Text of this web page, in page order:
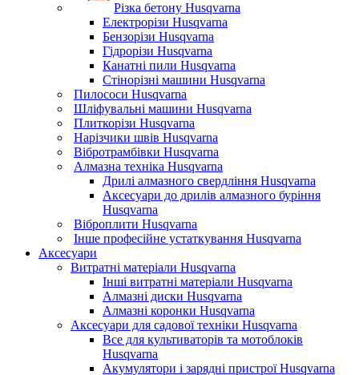
Різка бетону Husqvarna
Електрорізи Husqvarna
Бензорізи Husqvarna
Гідрорізи Husqvarna
Канатні пили Husqvarna
Стінорізні машини Husqvarna
Пилососи Husqvarna
Шліфувальні машини Husqvarna
Плиткорізи Husqvarna
Нарізчики швів Husqvarna
Вібротрамбівки Husqvarna
Алмазна техніка Husqvarna
Дрилі алмазного свердління Husqvarna
Аксесуари до дрилів алмазного буріння
Husqvarna
Віброплити Husqvarna
Інше професійне устаткування Husqvarna
Аксесуари
Витратні матеріали Husqvarna
Інші витратні матеріали Husqvarna
Алмазні диски Husqvarna
Алмазні коронки Husqvarna
Аксесуари для садової техніки Husqvarna
Все для культиваторів та мотоблоків
Husqvarna
Акумулятори і зарядні пристрої Husqvarna